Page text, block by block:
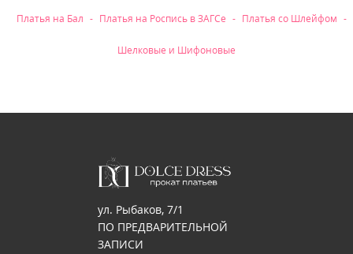
Платья на Бал Платья на Роспись в ЗАГСе Платья со Шлейфом
Шелковые и Шифоновые
ул. Рыбаков, 7/1
ПО ПРЕДВАРИТЕЛЬНОЙ
ЗАПИСИ